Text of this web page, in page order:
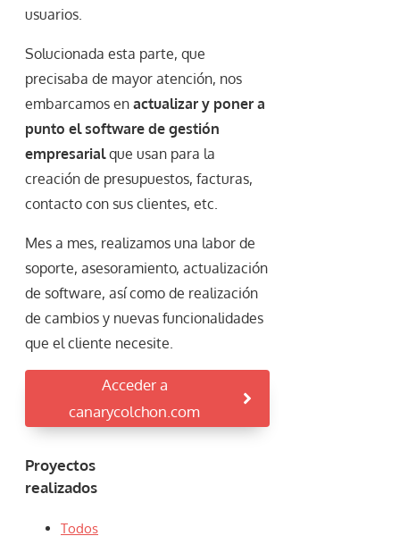
usuarios.
Solucionada esta parte, que
precisaba de mayor atención, nos
embarcamos en actualizar y poner a
punto el software de gestión
empresarialque usan para la
creación de presupuestos, facturas,
contacto con sus clientes, etc.
Mes a mes, realizamos una labor de
soporte, asesoramiento, actualización
de software, así como de realización
de cambios y nuevas funcionalidades
que el cliente necesite.
Acceder a
canarycolchon.com
Proyectos
realizados
Todos